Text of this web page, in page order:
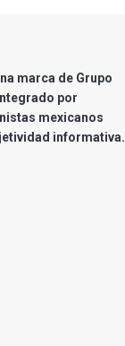
marca de Grupo
por
mexicanos
informativa.